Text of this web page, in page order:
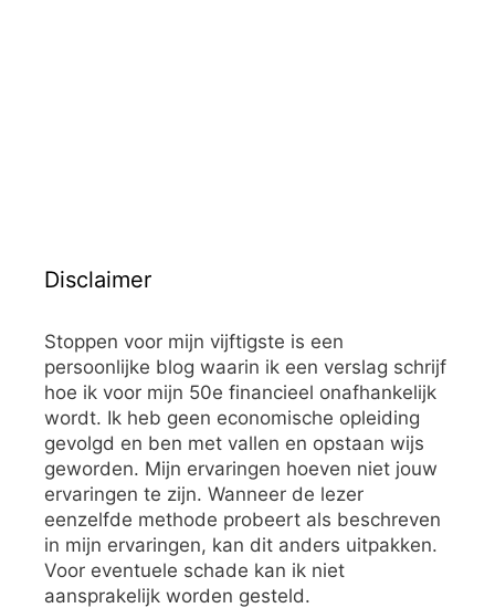
Disclaimer
Stoppen voor mijn vijftigste is een
persoonlijke blog waarin ik een verslag schrijf
hoe ik voor mijn 50e financieel onafhankelijk
wordt. Ik heb geen economische opleiding
gevolgd en ben met vallen en opstaan wijs
geworden. Mijn ervaringen hoeven niet jouw
ervaringen te zijn. Wanneer de lezer
eenzelfde methode probeert als beschreven
in mijn ervaringen, kan dit anders uitpakken.
Voor eventuele schade kan ik niet
aansprakelijk worden gesteld.